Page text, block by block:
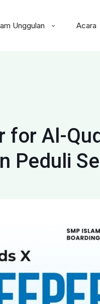
Unggulan Acara
for Al-
Peduli